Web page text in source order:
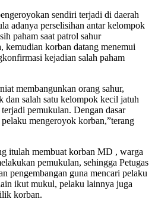
sendiri terjadi di daerah
adanya perselisihan antar kelompok
paham saat patrol sahur
kemudian korban datang menemui
kejadian salah paham
membangunkan orang sahur,
dan salah satu kelompok kecil jatuh
pemukulan. Dengan dasar
mengeroyok korban,”terang
itulah membuat korban MD , warga
pemukulan, sehingga Petugas
pengembangan guna mencari pelaku
ikut mukul, pelaku lainnya juga
korban.